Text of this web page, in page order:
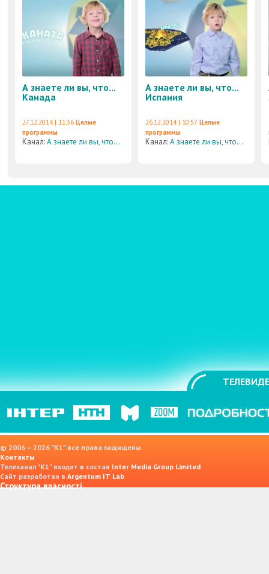
А знаете ли вы, что...
Канада
27.12.2014 | 11:36 Целые
программы
Канал:А знаете ли вы, что...
А знаете ли вы, что...
Испания
26.12.2014 | 10:57 Целые
программы
Канал:А знаете ли вы, что...
© 2006 — 2026 "K1" все права защищены.
Контакты
Телеканал "К1" входит в состав Inter Media Group Limited
Сайт разработан в Argentum IT Lab
Структура власності